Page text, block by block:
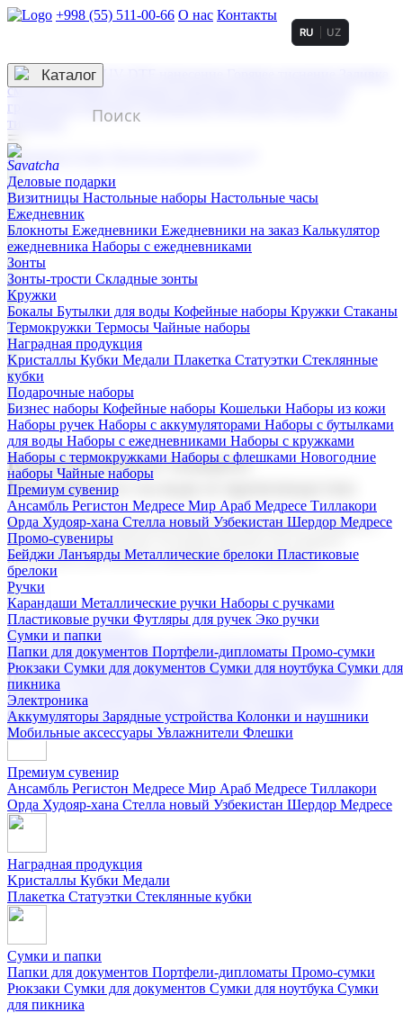
+998 (55) 511-00-66 О нас Контакты
3D гравировка
смолой (Doming)
гравировка твердая
тиснение
RU UZ
☰
Контакты
Каталог
Деловые подарки
Визитницы Настольные наборы Настольные часы
Ежедневник
Блокноты Ежедневники Ежедневники на заказ Калькулятор
ежедневника Наборы с ежедневниками
Зонты
Зонты-трости Складные зонты
Кружки
Бокалы Бутылки для воды Кофейные наборы Кружки Стаканы
Термокружки Термосы Чайные наборы
Наградная продукция
Kристаллы Кубки Медали Плакетка Статуэтки Стеклянные
кубки
Подарочные наборы
Бизнес наборы Кофейные наборы Кошельки Наборы из кожи
Наборы ручек Наборы с аккумуляторами Наборы с бутылками
для воды Наборы с ежедневниками Наборы с кружками
Наборы с термокружками Наборы с флешками Новогодние
наборы Чайные наборы
Премиум сувенир
Ансамбль Регистон Медресе Мир Араб Медресе Тиллакори
Орда Худояр-хана Стелла новый Узбекистан Шердор Медресе
Промо-сувениры
Бейджи Ланъярды Металлические брелоки Пластиковые
брелоки
Ручки
Карандаши Металлические ручки Наборы с ручками
Пластиковые ручки Футляры для ручек Эко ручки
Сумки и папки
Папки для документов Портфели-дипломаты Промо-сумки
Рюкзаки Сумки для документов Сумки для ноутбука Сумки для
пикника
Электроника
Аккумуляторы Зарядные устройства Колонки и наушники
Мобильные аксессуары Увлажнители Флешки
Корпоративные подарки
Поставка со склада и производство
Мы предлагаем широкий выбор корпоративных подарков и
сувениров с логотипом. В нашем каталоге вы найдете
продукцию для бизнеса, мероприятия и клиентов.
Подарочные наборы
Бизнес наборыКофейные наборы Кошельки
Наборы из кожиНаборы ручекНаборы с аккумуляторами
Наборы с бутылками для воды
Наборы с ежедневниками
Наборы с кружками
флешкамиНовогодние наборыЧайные наборы
Премиум сувенир
Ансамбль Регистон Медресе Мир Араб Медресе Тиллакори
Орда Худояр-хана Стелла новый Узбекистан Шердор Медресе
Наградная продукция
Kристаллы Кубки Медали
Плакетка Статуэтки Стеклянные кубки
Сумки и папки
Папки для документов Портфели-дипломаты Промо-сумки
Рюкзаки Сумки для документов Сумки для ноутбука Сумки
для пикника